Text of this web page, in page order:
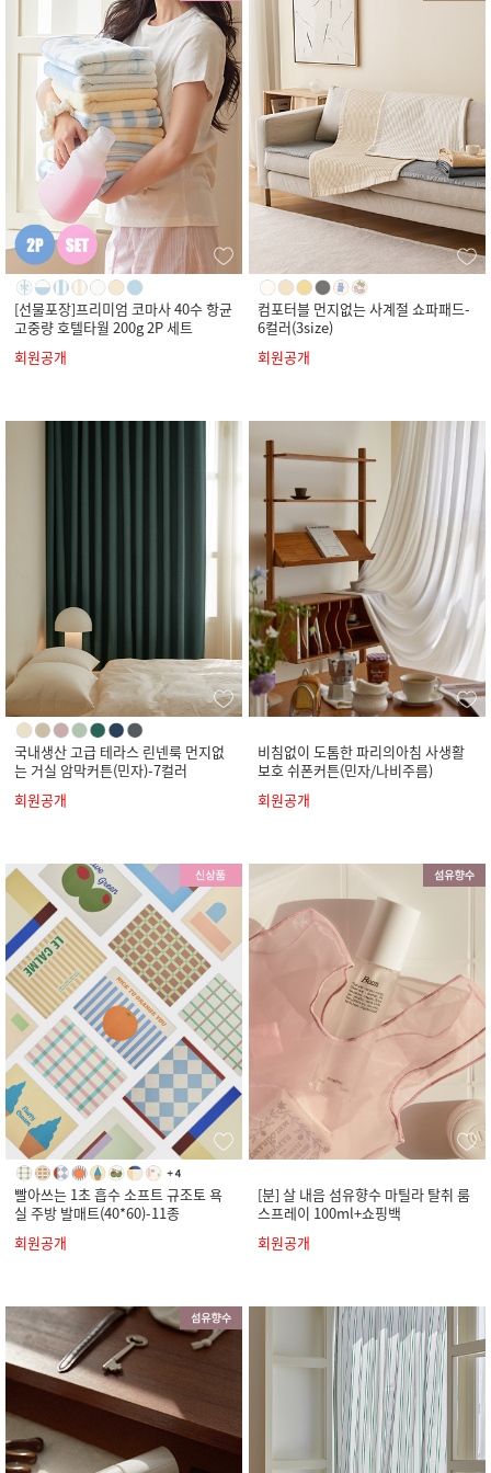
[선물포장]프리미엄 코마사 40수 항균
고중량 호텔타월 200g 2P 세트
회원공개
컴포터블 먼지없는 사계절 쇼파패드-
6컬러(3size)
회원공개
국내생산 고급 테라스 린넨룩 먼지없
는 거실 암막커튼(민자)-7컬러
회원공개
비침없이 도톰한 파리의아침 사생활
보호 쉬폰커튼(민자/나비주름)
회원공개
빨아쓰는 1초 흡수 소프트 규조토 욕
실 주방 발매트(40*60)-11종
회원공개
[분] 살 내음 섬유향수 마틸라 탈취 룸
스프레이 100ml+쇼핑백
회원공개